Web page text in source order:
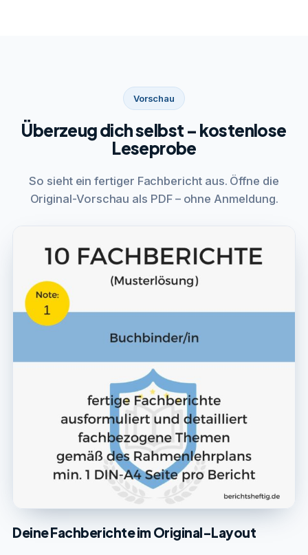
Vorschau
Überzeug dich selbst – kostenlose
Leseprobe
So sieht ein fertiger Fachbericht aus. Öffne die
Original-Vorschau als PDF – ohne Anmeldung.
Deine Fachberichte im Original-Layout